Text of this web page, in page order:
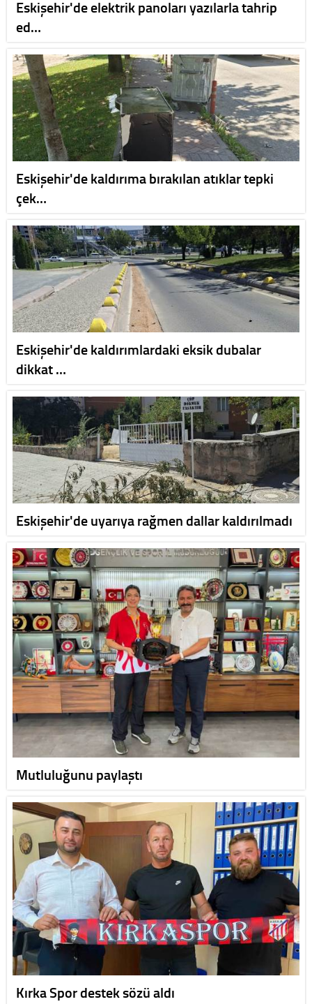
Eskişehir'de elektrik panoları yazılarla tahrip
ed…
Eskişehir'de kaldırıma bırakılan atıklar tepki
çek…
Eskişehir'de kaldırımlardaki eksik dubalar
dikkat …
Eskişehir'de uyarıya rağmen dallar kaldırılmadı
Mutluluğunu paylaştı
Kırka Spor destek sözü aldı